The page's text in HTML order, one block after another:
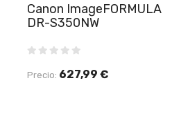
Canon ImageFORMULA
DR-S350NW
Precio: 627,99 €